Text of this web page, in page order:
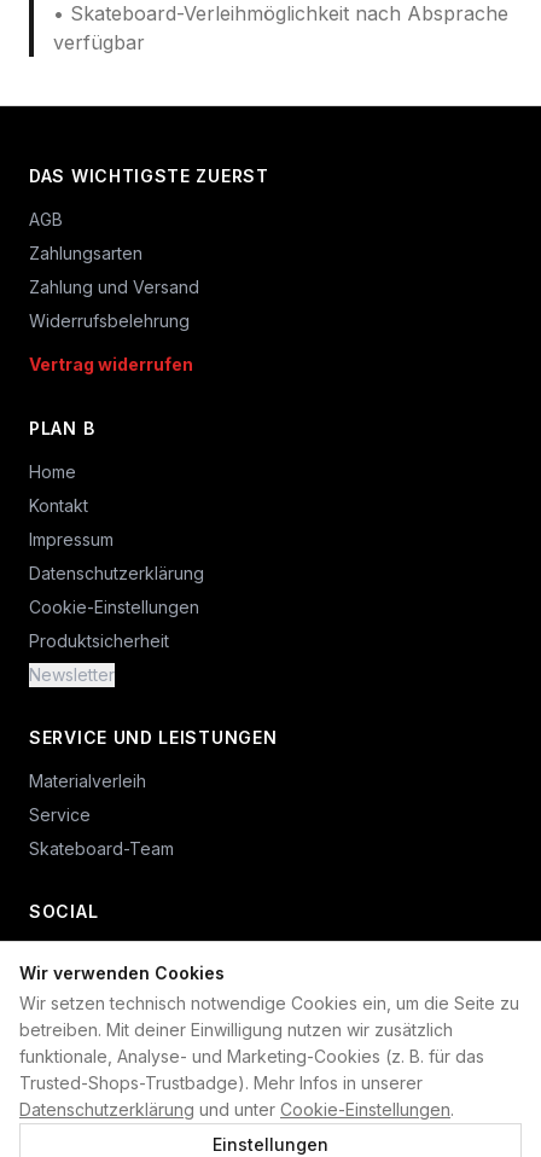
Wir verwenden Cookies
Wir setzen technisch notwendige Cookies ein, um die Seite zu
betreiben. Mit deiner Einwilligung nutzen wir zusätzlich
funktionale, Analyse- und Marketing-Cookies (z. B. für das
Trusted-Shops-Trustbadge). Mehr Infos in unserer
Datenschutzerklärung und unter Cookie-Einstellungen.
Einstellungen
• Skateboard-Verleihmöglichkeit nach Absprache
verfügbar
DAS WICHTIGSTE ZUERST
AGB
Zahlungsarten
Zahlung und Versand
Widerrufsbelehrung
Vertrag widerrufen
PLAN B
Home
Kontakt
Impressum
Datenschutzerklärung
Cookie-Einstellungen
Produktsicherheit
Newsletter
SERVICE UND LEISTUNGEN
Materialverleih
Service
Skateboard-Team
SOCIAL
+49 234 687 00 38
shop@plan-b-funsport.de
Sichere Zahlung mit: